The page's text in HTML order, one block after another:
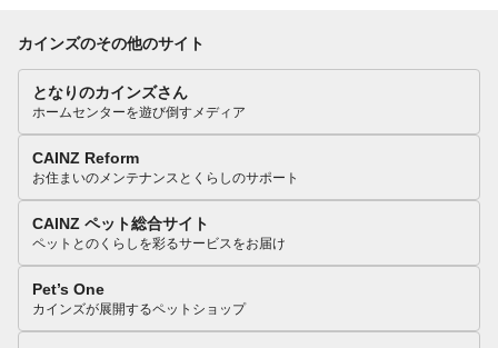
カインズのその他のサイト
となりのカインズさん
ホームセンターを遊び倒すメディア
CAINZ Reform
お住まいのメンテナンスとくらしのサポート
CAINZ ペット総合サイト
ペットとのくらしを彩るサービスをお届け
Pet’s One
カインズが展開するペットショップ